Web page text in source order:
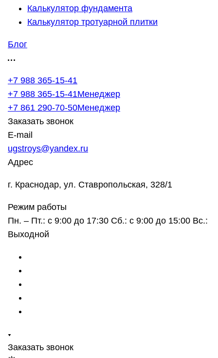
Калькулятор фундамента
Калькулятор тротуарной плитки
Блог
+7 988 365-15-41
+7 988 365-15-41Менеджер
+7 861 290-70-50Менеджер
Заказать звонок
E-mail
ugstroys@yandex.ru
Адрес
г. Краснодар, ул. Ставропольская, 328/1
Режим работы
Пн. – Пт.: с 9:00 до 17:30 Сб.: с 9:00 до 15:00 Вс.:
Выходной
Заказать звонок